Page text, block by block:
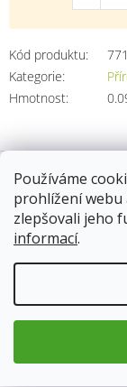
Používáme
prohlížení webu
zlepšovali jeho
informací.
Kód produktu:
Kategorie:
Hmotnost:
Popis
Detailní popis
Výborný
bohatou pěnu.
podporuje růst
použít měkkou
předností je to, že